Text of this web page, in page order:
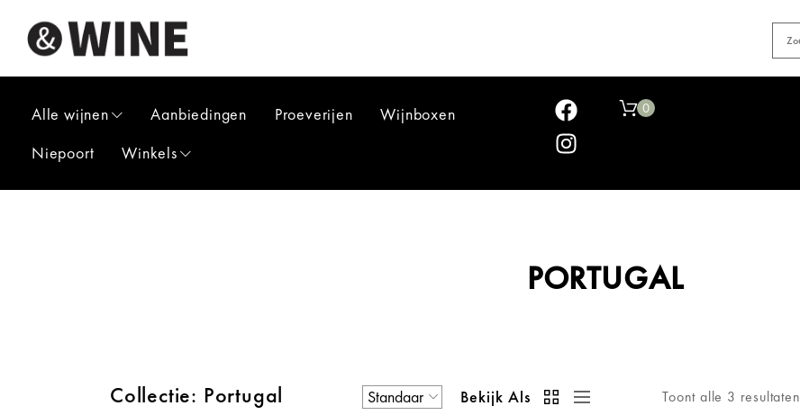
Alle wijnen Aanbiedingen Proeverijen
Wijnboxen
Niepoort
Winkels
0
PORTUGAL
Collectie: Portugal Bekijk Als Toont alle 3 resultaten